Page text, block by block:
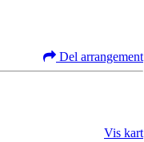
Del arrangement
Vis kart